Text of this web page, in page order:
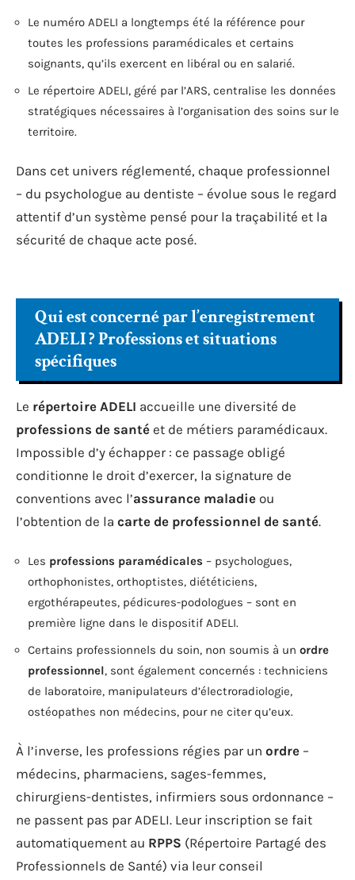
Le numéro ADELI a longtemps été la référence pour
toutes les professions paramédicales et certains
soignants, qu’ils exercent en libéral ou en salarié.
Le répertoire ADELI, géré par l’ARS, centralise les données
stratégiques nécessaires à l’organisation des soins sur le
territoire.
Dans cet univers réglementé, chaque professionnel
– du psychologue au dentiste – évolue sous le regard
attentif d’un système pensé pour la traçabilité et la
sécurité de chaque acte posé.
Qui est concerné par l’enregistrement
ADELI ? Professions et situations
spécifiques
Le répertoire ADELI accueille une diversité de
professions de santé et de métiers paramédicaux.
Impossible d’y échapper : ce passage obligé
conditionne le droit d’exercer, la signature de
conventions avec l’assurance maladie ou
l’obtention de la carte de professionnel de santé.
Les professions paramédicales – psychologues,
orthophonistes, orthoptistes, diététiciens,
ergothérapeutes, pédicures-podologues – sont en
première ligne dans le dispositif ADELI.
Certains professionnels du soin, non soumis à un ordre
professionnel, sont également concernés : techniciens
de laboratoire, manipulateurs d’électroradiologie,
ostéopathes non médecins, pour ne citer qu’eux.
À l’inverse, les professions régies par un ordre –
médecins, pharmaciens, sages-femmes,
chirurgiens-dentistes, infirmiers sous ordonnance –
ne passent pas par ADELI. Leur inscription se fait
automatiquement au RPPS (Répertoire Partagé des
Professionnels de Santé) via leur conseil